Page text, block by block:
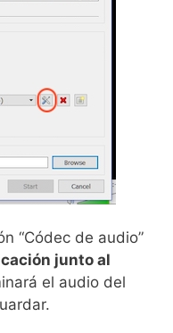
“Códec de audio”
junto al
el audio del